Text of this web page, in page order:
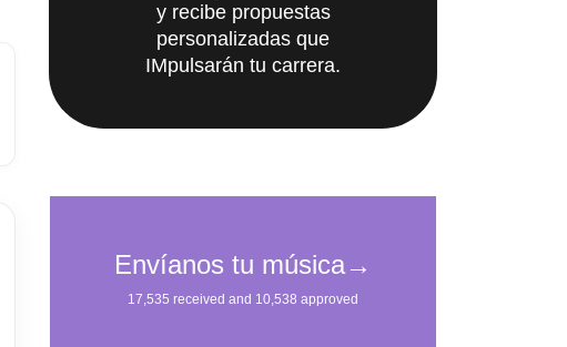
y recibe propuestas
personalizadas que
IMpulsarán tu carrera.